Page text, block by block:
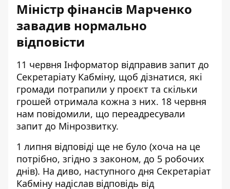
Міністр фінансів Марченко
завадив нормально
відповісти
11 червня Інформатор відправив запит до
Секретаріату Кабміну, щоб дізнатися, які
громади потрапили у проєкт та скільки
грошей отримала кожна з них. 18 червня
нам повідомили, що переадресували
запит до Мінрозвитку.
1 липня відповіді ще не було (хоча на це
потрібно, згідно з законом, до 5 робочих
днів). На диво, наступного дня Секретаріат
Кабміну надіслав відповідь від